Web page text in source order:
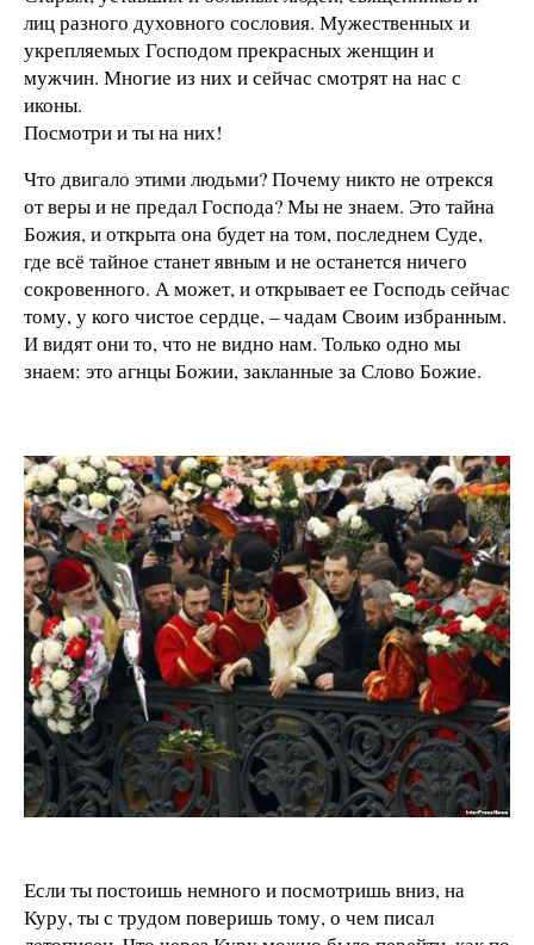
лиц разного духовного сословия. Мужественных и
укрепляемых Господом прекрасных женщин и
мужчин. Многие из них и сейчас смотрят на нас с
иконы.
Посмотри и ты на них!
Что двигало этими людьми? Почему никто не отрекся
от веры и не предал Господа? Мы не знаем. Это тайна
Божия, и открыта она будет на том, последнем Суде,
где всё тайное станет явным и не останется ничего
сокровенного. А может, и открывает ее Господь сейчас
тому, у кого чистое сердце, – чадам Своим избранным.
И видят они то, что не видно нам. Только одно мы
знаем: это агнцы Божии, закланные за Слово Божие.
Если ты постоишь немного и посмотришь вниз, на
Куру, ты с трудом поверишь тому, о чем писал